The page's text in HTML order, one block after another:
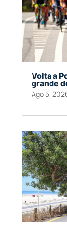
Volta a
grande
Ago 5,